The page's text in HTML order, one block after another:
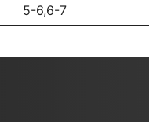
5-6,6-7